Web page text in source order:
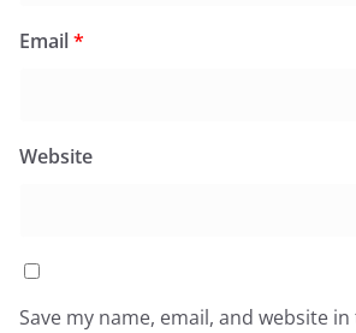
Email*
Website
Save my name, email, and website